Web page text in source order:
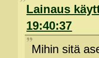
Lainaus
19:40:37
Mihin sitä